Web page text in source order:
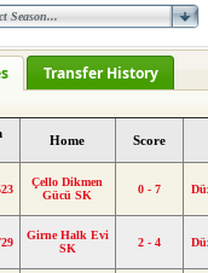
Transfer History
Home Score
Çello Dikmen
Gücü SK
0 - 7
Girne Halk Evi
SK
2 - 4